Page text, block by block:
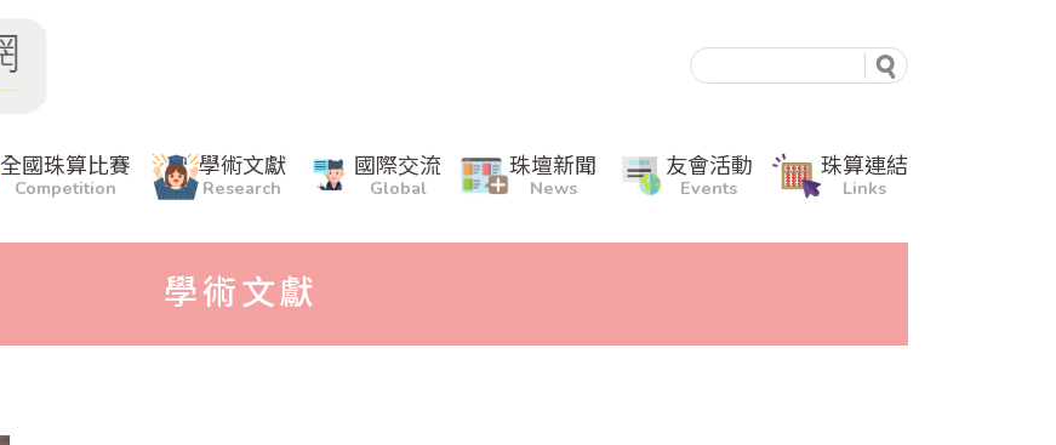
全國珠算比賽
Competition
學術文獻
Research
國際交流
Global
珠壇新聞
News
友會活動
Events
珠算連結
Links
學術文獻